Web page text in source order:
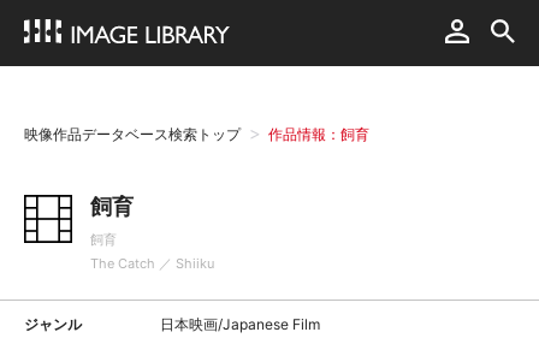
映像作品データベース検索トップ 作品情報：飼育
飼育
飼育
The Catch ／ Shiiku
ジャンル 日本映画/Japanese Film